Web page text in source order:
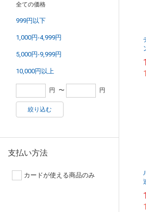
全ての価格
999円以下
1,000円-4,999円
5,000円-9,999円
10,000円以上
円 〜 円
絞り込む
支払い方法
カードが使える商品のみ